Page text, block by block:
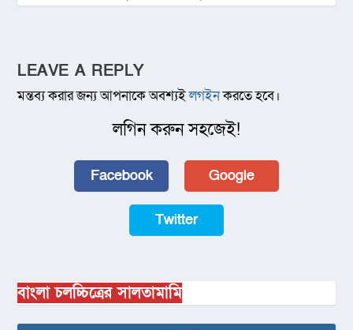
LEAVE A REPLY
মন্তব্য করার জন্য আপনাকে অবশ্যইলগইনকরতে হবে।
লগিন করুন সহজেই!
Facebook Google
Twitter
বাংলা চলচ্চিত্রের সালতামামি